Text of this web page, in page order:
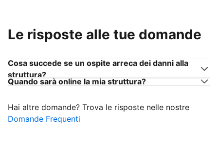
Le risposte alle tue domande
Cosa succede se un ospite arreca dei danni alla
struttura?
Quando sarà online la mia struttura?
Hai altre domande? Trova le risposte nelle nostre
Domande Frequenti